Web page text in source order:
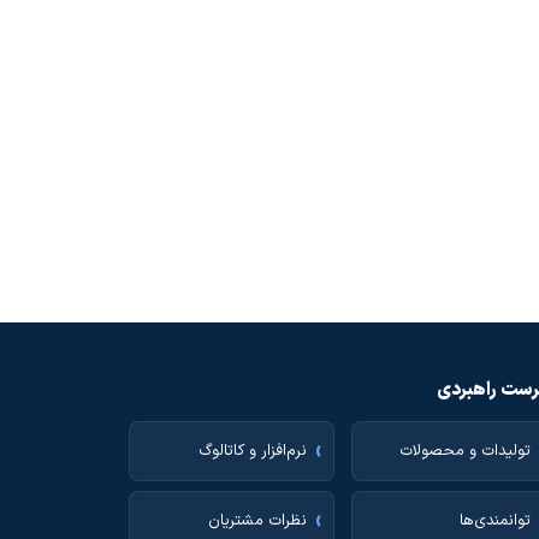
راهبردی
تولیدات و محصولات نرم‌افزار و کاتالوگ
توانمندی‌ها نظرات مشتریان